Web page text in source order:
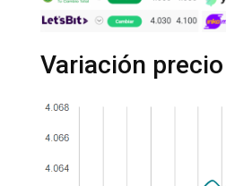
Variación